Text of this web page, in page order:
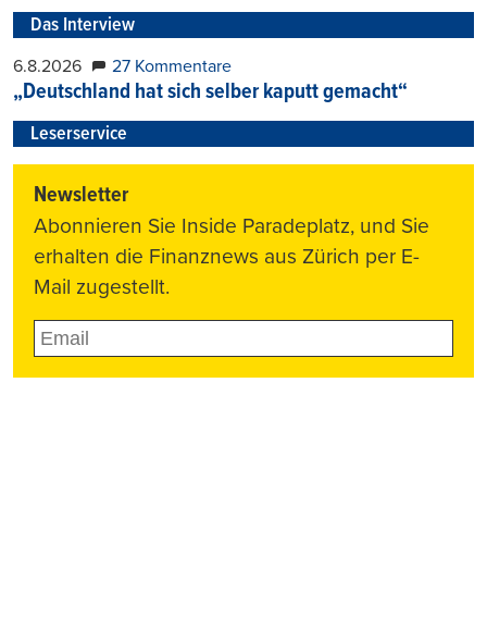
Das Interview
6.8.2026 27 Kommentare
„Deutschland hat sich selber kaputt gemacht“
Leserservice
Newsletter
Abonnieren Sie Inside Paradeplatz, und Sie
erhalten die Finanznews aus Zürich per E-
Mail zugestellt.